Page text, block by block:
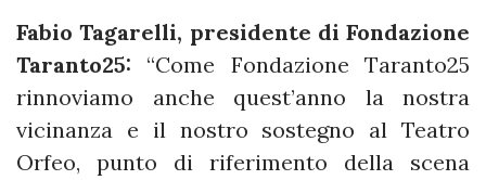
Fabio Tagarelli, presidente di Fondazione
Taranto25: “Come Fondazione Taranto25
rinnoviamo anche quest’anno la nostra
vicinanza e il nostro sostegno al Teatro
Orfeo, punto di riferimento della scena